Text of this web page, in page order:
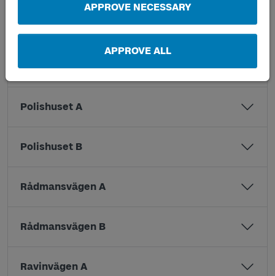
APPROVE NECESSARY
APPROVE ALL
Nordostpassagen A
Nordostpassagen B
Polishuset A
Polishuset B
Rådmansvägen A
Rådmansvägen B
Ravinvägen A